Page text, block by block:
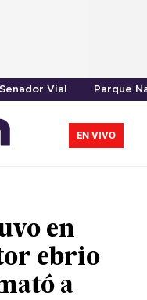
Senador Vial Parque
EN VIVO
en
ebrio
a